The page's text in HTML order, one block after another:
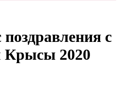
с
Крысы 2020